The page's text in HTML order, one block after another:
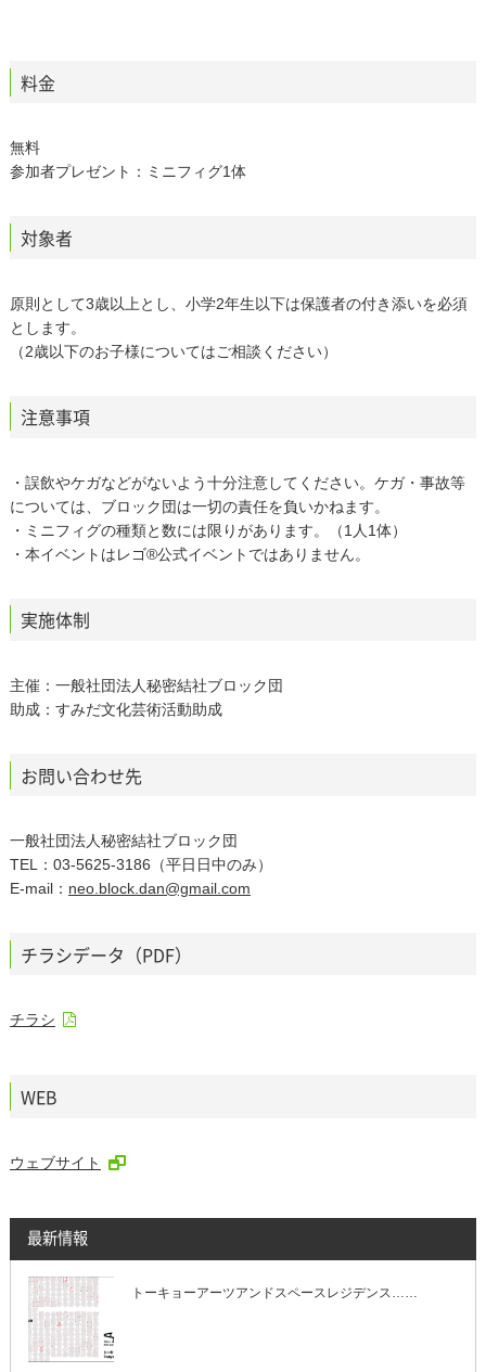
料金
無料
参加者プレゼント：ミニフィグ1体
対象者
原則として3歳以上とし、小学2年生以下は保護者の付き添いを必須
とします。
（2歳以下のお子様についてはご相談ください）
注意事項
・誤飲やケガなどがないよう十分注意してください。ケガ・事故等
については、ブロック団は一切の責任を負いかねます。
・ミニフィグの種類と数には限りがあります。（1人1体）
・本イベントはレゴ®公式イベントではありません。
実施体制
主催：一般社団法人秘密結社ブロック団
助成：すみだ文化芸術活動助成
お問い合わせ先
一般社団法人秘密結社ブロック団
TEL：03‐5625‐3186（平日日中のみ）
E-mail： neo.block.dan@gmail.com
チラシデータ（PDF）
チラシ
WEB
ウェブサイト
最新情報
トーキョーアーツアンドスペースレジデンス……